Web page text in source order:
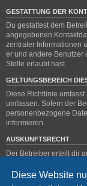
Diese Website
GESTATTUNG DER
Du gestattest dem
angegebenen
zentraler Informationen
er und andere Benutzer
Stelle erlaubt hast.
GELTUNGSBEREICH
Diese Richtlinie
umfassen. Sofern der
personenbezogene
informieren.
AUSKUNFTSRECHT
Der Betreiber erteilt dir
Du kannst jederzeit die